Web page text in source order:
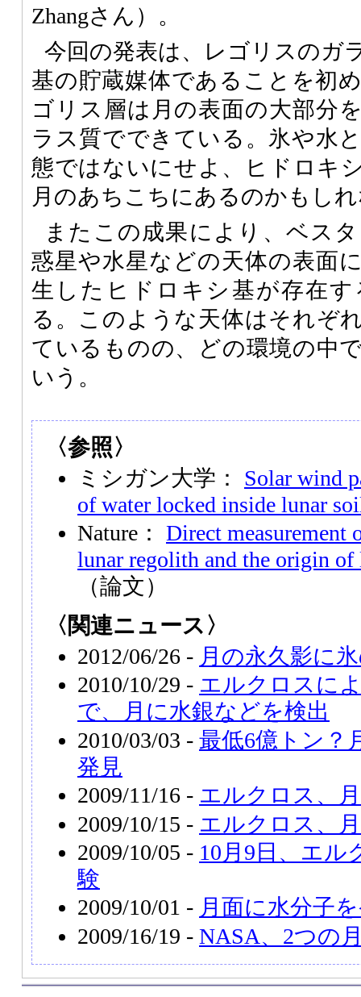
Zhangさん）。
今回の発表は、レゴリスのガ
基の貯蔵媒体であることを初
ゴリス層は月の表面の大部分
ラス質でできている。氷や水
態ではないにせよ、ヒドロキ
月のあちこちにあるのかもし
またこの成果により、ベス
惑星や水星などの天体の表面
生したヒドロキシ基が存在
る。このような天体はそれぞ
ているものの、どの環境の中
いう。
〈参照〉
ミシガン大学： Solar wind
of water locked inside lunar
Nature： Direct measurement
lunar regolith and the origin of
（論文）
〈関連ニュース〉
2012/06/26 - 月の永久影に
2010/10/29 - エルクロスに
で、月に水銀などを検出
2010/03/03 - 最低6億トン？
発見
2009/11/16 - エルクロス、
2009/10/15 - エルクロス、
2009/10/05 - 10月9日、エル
験
2009/10/01 - 月面に水分子
2009/16/19 - NASA、2つの